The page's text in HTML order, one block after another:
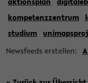
kompetenzzentrum
studium
Newsfeeds erstellen: